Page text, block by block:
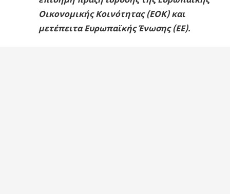
Οικονομικής Κοινότητας (ΕΟΚ) και
μετέπειτα Ευρωπαϊκής Ένωσης (ΕΕ).